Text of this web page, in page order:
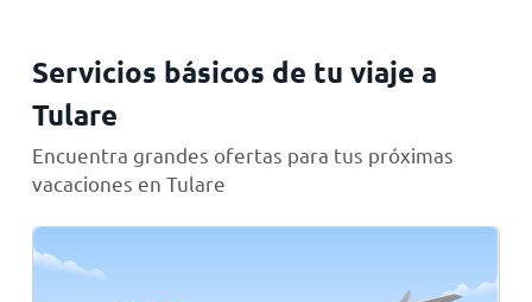
Servicios básicos de tu viaje a
Tulare
Encuentra grandes ofertas para tus próximas
vacaciones en Tulare